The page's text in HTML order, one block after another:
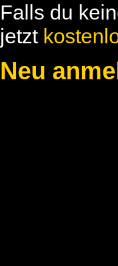
Falls du
jetzt
Neu